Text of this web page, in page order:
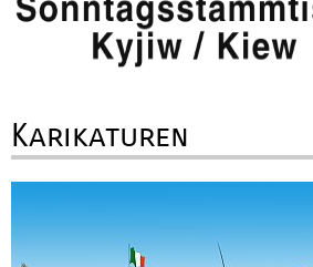
Karikaturen